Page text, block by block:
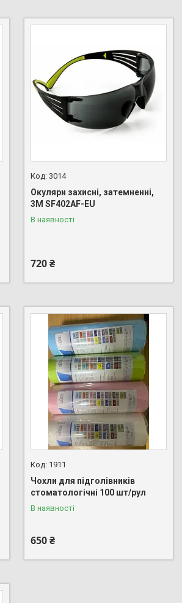
3014
Окуляри захисні, затемненні,
3М SF402AF-EU
В наявності
720 ₴
1911
Чохли для підголівників
стоматологічні 100 шт/рул
В наявності
650 ₴